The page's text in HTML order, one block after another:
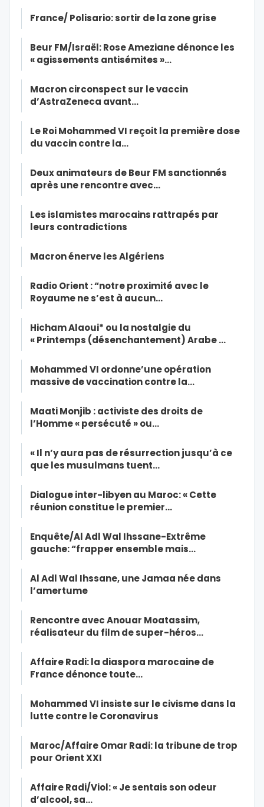
France/ Polisario: sortir de la zone grise
Beur FM/Israël: Rose Ameziane dénonce les
« agissements antisémites »…
Macron circonspect sur le vaccin
d’AstraZeneca avant…
Le Roi Mohammed VI reçoit la première dose
du vaccin contre la…
Deux animateurs de Beur FM sanctionnés
après une rencontre avec…
Les islamistes marocains rattrapés par
leurs contradictions
Macron énerve les Algériens
Radio Orient : “notre proximité avec le
Royaume ne s’est à aucun…
Hicham Alaoui* ou la nostalgie du
« Printemps (désenchantement) Arabe …
Mohammed VI ordonne’une opération
massive de vaccination contre la…
Maati Monjib : activiste des droits de
l’Homme « persécuté » ou…
« Il n’y aura pas de résurrection jusqu’à ce
que les musulmans tuent…
Dialogue inter-libyen au Maroc: « Cette
réunion constitue le premier…
Enquête/Al Adl Wal Ihssane-Extrême
gauche: “frapper ensemble mais…
Al Adl Wal Ihssane, une Jamaa née dans
l’amertume
Rencontre avec Anouar Moatassim,
réalisateur du film de super-héros…
Affaire Radi: la diaspora marocaine de
France dénonce toute…
Mohammed VI insiste sur le civisme dans la
lutte contre le Coronavirus
Maroc/Affaire Omar Radi: la tribune de trop
pour Orient XXI
Affaire Radi/Viol: « Je sentais son odeur
d’alcool, sa…